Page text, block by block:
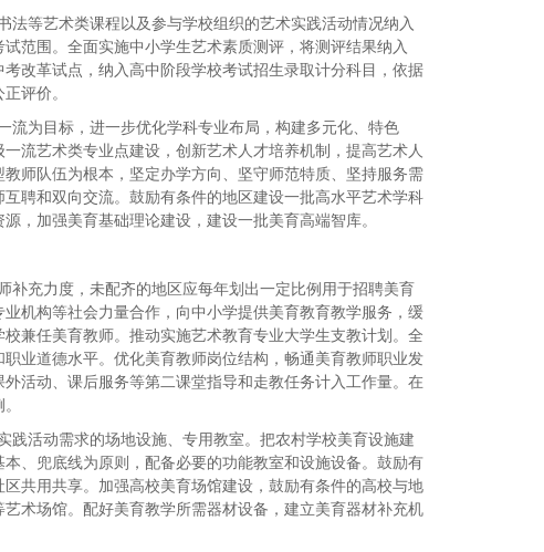
等艺术类课程以及参与学校组织的艺术实践活动情况纳入
范围。全面实施中小学生艺术素质测评，将测评结果纳入
改革试点，纳入高中阶段学校考试招生录取计分科目，依据
评价。
流为目标，进一步优化学科专业布局，构建多元化、特色
流艺术类专业点建设，创新艺术人才培养机制，提高艺术人
师队伍为根本，坚定办学方向、坚守师范特质、坚持服务需
聘和双向交流。鼓励有条件的地区建设一批高水平艺术学科
，加强美育基础理论建设，建设一批美育高端智库。
补充力度，未配齐的地区应每年划出一定比例用于招聘美育
机构等社会力量合作，向中小学提供美育教育教学服务，缓
兼任美育教师。推动实施艺术教育专业大学生支教计划。全
业道德水平。优化美育教师岗位结构，畅通美育教师职业发
活动、课后服务等第二课堂指导和走教任务计入工作量。在
活动需求的场地设施、专用教室。把农村学校美育设施建
、兜底线为原则，配备必要的功能教室和设施设备。鼓励有
共用共享。加强高校美育场馆建设，鼓励有条件的高校与地
术场馆。配好美育教学所需器材设备，建立美育器材补充机